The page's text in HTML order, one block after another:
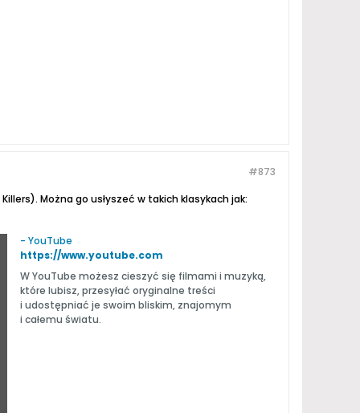
#873
Można go usłyszeć w takich klasykach jak:
- YouTube
https://www.youtube.com
W YouTube możesz cieszyć się filmami i muzyką,
które lubisz, przesyłać oryginalne treści
i udostępniać je swoim bliskim, znajomym
i całemu światu.